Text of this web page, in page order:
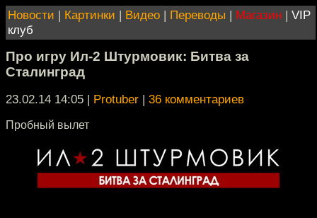
Новости | Картинки | Видео | Переводы | Магазин | VIP
клуб
Про игру Ил-2 Штурмовик: Битва за
Сталинград
23.02.14 14:05 | Protuber | 36 комментариев
Пробный вылет